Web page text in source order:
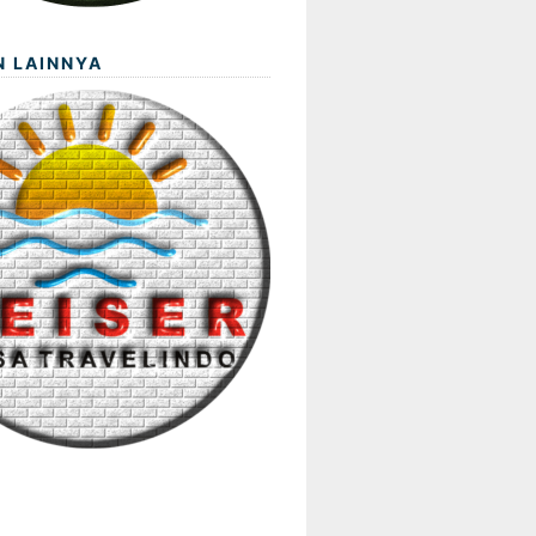
LAINNYA